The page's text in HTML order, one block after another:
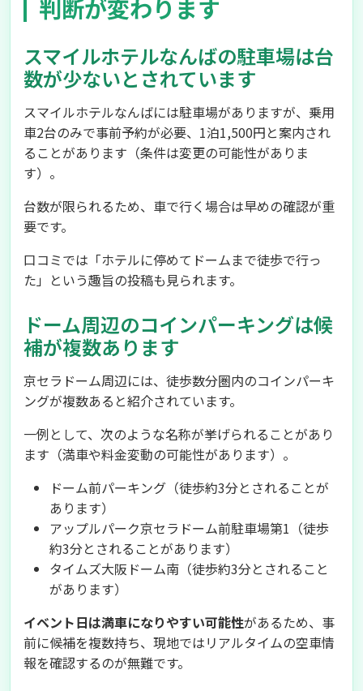
判断が変わります
スマイルホテルなんばの駐車場は台
数が少ないとされています
スマイルホテルなんばには駐車場がありますが、乗用
車2台のみで事前予約が必要、1泊1,500円と案内され
ることがあります（条件は変更の可能性がありま
す）。
台数が限られるため、車で行く場合は早めの確認が重
要です。
口コミでは「ホテルに停めてドームまで徒歩で行っ
た」という趣旨の投稿も見られます。
ドーム周辺のコインパーキングは候
補が複数あります
京セラドーム周辺には、徒歩数分圏内のコインパーキ
ングが複数あると紹介されています。
一例として、次のような名称が挙げられることがあり
ます（満車や料金変動の可能性があります）。
ドーム前パーキング（徒歩約3分とされることが
あります）
アップルパーク京セラドーム前駐車場第1（徒歩
約3分とされることがあります）
タイムズ大阪ドーム南（徒歩約3分とされること
があります）
イベント日は満車になりやすい可能性があるため、事
前に候補を複数持ち、現地ではリアルタイムの空車情
報を確認するのが無難です。